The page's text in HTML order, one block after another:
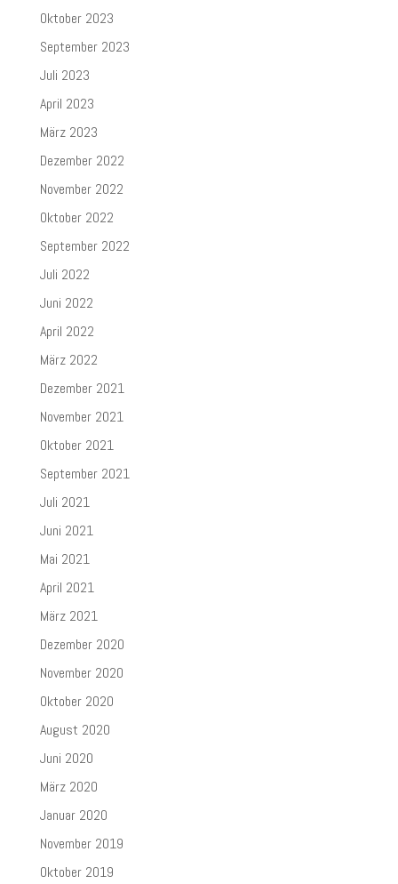
Oktober 2023
September 2023
Juli 2023
April 2023
März 2023
Dezember 2022
November 2022
Oktober 2022
September 2022
Juli 2022
Juni 2022
April 2022
März 2022
Dezember 2021
November 2021
Oktober 2021
September 2021
Juli 2021
Juni 2021
Mai 2021
April 2021
März 2021
Dezember 2020
November 2020
Oktober 2020
August 2020
Juni 2020
März 2020
Januar 2020
November 2019
Oktober 2019